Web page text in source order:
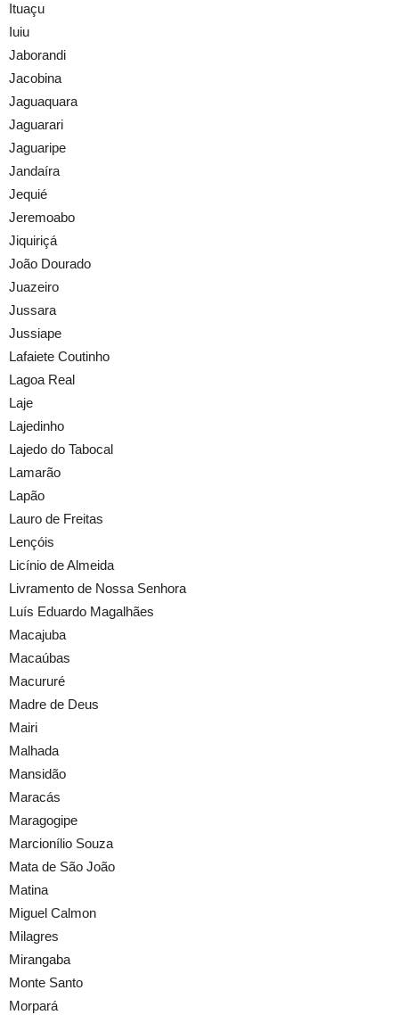
Ituaçu
Iuiu
Jaborandi
Jacobina
Jaguaquara
Jaguarari
Jaguaripe
Jandaíra
Jequié
Jeremoabo
Jiquiriçá
João Dourado
Juazeiro
Jussara
Jussiape
Lafaiete Coutinho
Lagoa Real
Laje
Lajedinho
Lajedo do Tabocal
Lamarão
Lapão
Lauro de Freitas
Lençóis
Licínio de Almeida
Livramento de Nossa Senhora
Luís Eduardo Magalhães
Macajuba
Macaúbas
Macururé
Madre de Deus
Mairi
Malhada
Mansidão
Maracás
Maragogipe
Marcionílio Souza
Mata de São João
Matina
Miguel Calmon
Milagres
Mirangaba
Monte Santo
Morpará